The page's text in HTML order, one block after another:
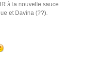
à la nouvelle sauce.
et Davina (??).